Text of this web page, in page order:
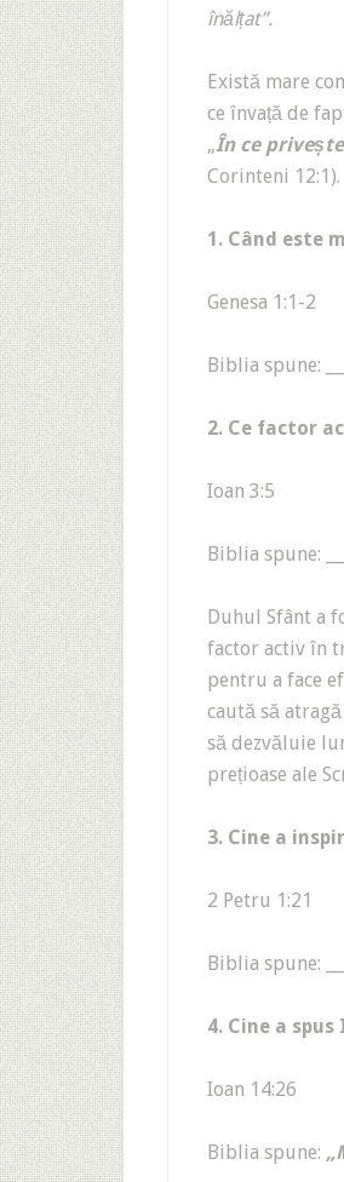
înălțat”.
Există mare
ce învață de
„În ce
Corinteni 12:1).
1. Când este
Genesa 1:1-2
Biblia spune:
2. Ce factor
Ioan 3:5
Biblia spune:
Duhul Sfânt a
factor activ în
pentru a face
caută să
să dezvăluie
prețioase ale
3. Cine a
2 Petru 1:21
Biblia spune:
4. Cine a spus
Ioan 14:26
Biblia spune: